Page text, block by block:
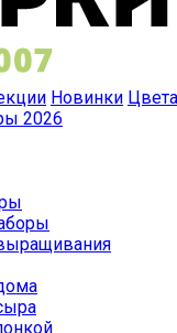
Новинки Цвета
2026